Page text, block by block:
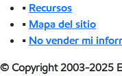
• Recursos
• Mapa del sitio
• No vender mi
© Copyright 2003-2025